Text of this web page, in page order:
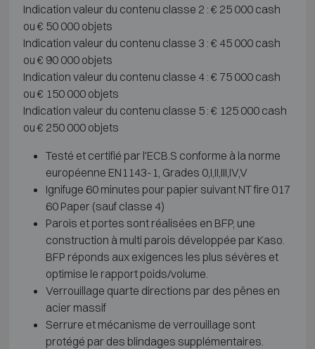
Indication valeur du contenu classe 2 : € 25 000 cash
ou € 50 000 objets
Indication valeur du contenu classe 3 : € 45 000 cash
ou € 90 000 objets
Indication valeur du contenu classe 4 : € 75 000 cash
ou € 150 000 objets
Indication valeur du contenu classe 5 : € 125 000 cash
ou € 250 000 objets
Testé et certifié par l'ECB.S conforme à la norme
européenne EN1143-1, Grades 0,I,II,III,IV,V
Ignifuge 60 minutes pour papier suivant NT fire 017
60 Paper (sauf classe 4)
Parois et portes sont réalisées en BFP, une
construction à multi parois développée par Kaso.
BFP réponds aux exigences les plus sévères et
optimise le rapport poids/volume.
Verrouillage quarte directions par des pênes en
acier massif
Serrure et mécanisme de verrouillage sont
protégé par des blindages supplémentaires.